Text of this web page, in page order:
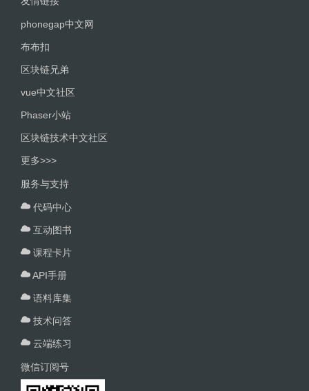
phonegap中文网
布布扣
区块链兄弟
vue中文社区
Phaser小站
区块链技术中文社区
更多>>>
服务与支持
代码中心
互动图书
课程卡片
API手册
语料库集
技术问答
云端练习
微信订阅号